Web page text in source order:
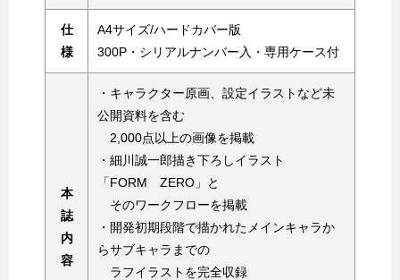
仕
様
A4サイズ/ハードカバー版
300P・シリアルナンバー入・専用ケース付
本
誌
内
容
・キャラクター原画、設定イラストなど未
公開資料を含む
2,000点以上の画像を掲載
・細川誠一郎描き下ろしイラスト
「FORM ZERO」と
そのワークフローを掲載
・開発初期段階で描かれたメインキャラか
らサブキャラまでの
ラフイラストを完全収録